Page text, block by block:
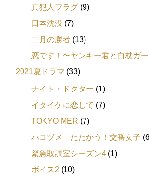
真犯人フラグ (9)
日本沈没 (7)
二月の勝者 (13)
恋です！〜ヤンキー君と白杖ガ
2021夏ドラマ (33)
ナイト・ドクター (1)
イタイケに恋して (7)
TOKYO MER (7)
ハコヅメ たたかう！交番女子
緊急取調室シーズン4 (1)
ボイス2 (10)